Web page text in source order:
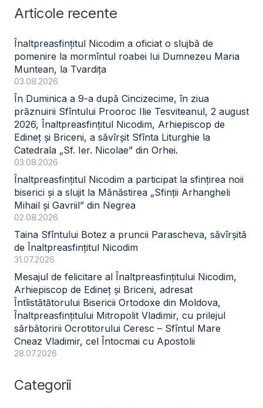
Articole recente
Înaltpreasfințitul Nicodim a oficiat o slujbă de
pomenire la mormîntul roabei lui Dumnezeu Maria
Muntean, la Tvardița
03.08.2026
În Duminica a 9-a după Cincizecime, în ziua
prăznuirii Sfîntului Prooroc Ilie Tesviteanul, 2 august
2026, Înaltpreasfințitul Nicodim, Arhiepiscop de
Edineț și Briceni, a săvîrșit Sfînta Liturghie la
Catedrala „Sf. Ier. Nicolae” din Orhei.
03.08.2026
Înaltpreasfințitul Nicodim a participat la sfințirea noii
biserici și a slujit la Mănăstirea „Sfinții Arhangheli
Mihail și Gavriil” din Negrea
02.08.2026
Taina Sfîntului Botez a pruncii Parascheva, săvîrșită
de Înaltpreasfințitul Nicodim
31.07.2026
Mesajul de felicitare al Înaltpreasfințitului Nicodim,
Arhiepiscop de Edineț și Briceni, adresat
Întîistătătorului Bisericii Ortodoxe din Moldova,
Înaltpreasfințitului Mitropolit Vladimir, cu prilejul
sărbătoririi Ocrotitorului Ceresc – Sfîntul Mare
Cneaz Vladimir, cel Întocmai cu Apostolii
28.07.2026
Categorii